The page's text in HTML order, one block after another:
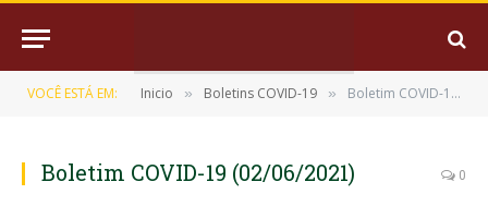
VOCÊ ESTÁ EM: Inicio » Boletins COVID-19 » Boletim COVID-19 (02/06/2021)
Boletim COVID-19 (02/06/2021) 0